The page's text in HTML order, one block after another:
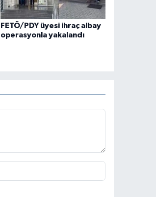
FETÖ/PDY üyesi ihraç albay
operasyonla yakalandı